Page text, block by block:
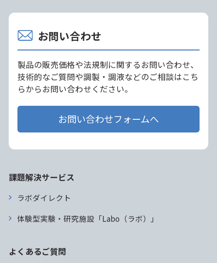
お問い合わせ
製品の販売価格や法規制に関するお問い合わせ、
技術的なご質問や調製・調液などのご相談はこち
らからお問い合わせください。
お問い合わせフォームへ
課題解決サービス
ラボダイレクト
体験型実験・研究施設「Labo（ラボ）」
よくあるご質問